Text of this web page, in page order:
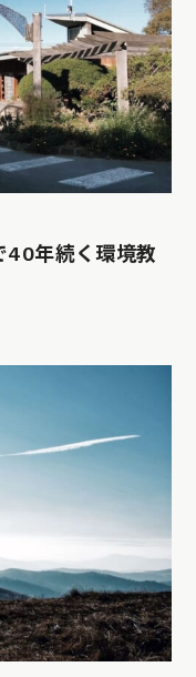
40年続く環境教